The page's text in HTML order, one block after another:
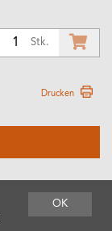
Stk.
Drucken
OK